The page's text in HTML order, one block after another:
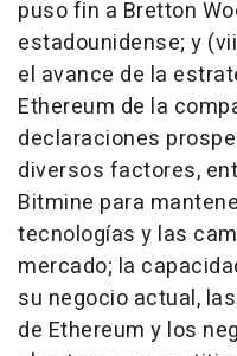
puso fin a Bretton
estadounidense; y
el avance de la
Ethereum de la
declaraciones
diversos factores,
Bitmine para
tecnologías y las
mercado; la
su negocio actual,
de Ethereum y los